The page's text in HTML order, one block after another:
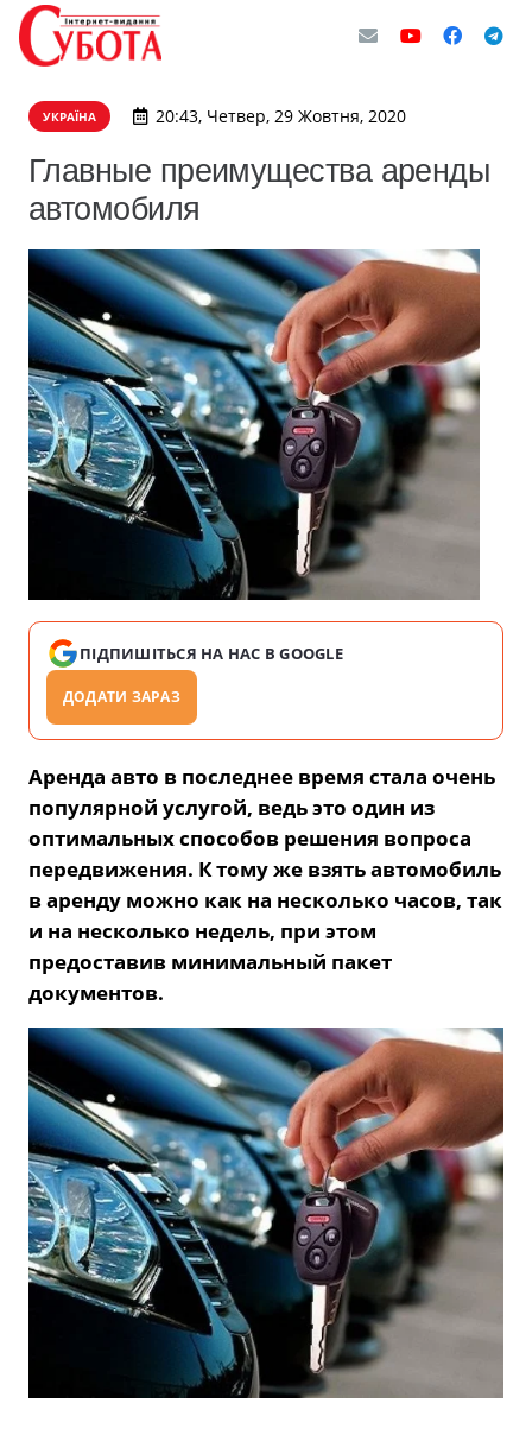
УКРАЇНА 20:43, Четвер, 29 Жовтня, 2020
Главные преимущества аренды
автомобиля
ПІДПИШІТЬСЯ НА НАС В GOOGLE
ДОДАТИ ЗАРАЗ
Аренда авто в последнее время стала очень
популярной услугой, ведь это один из
оптимальных способов решения вопроса
передвижения. К тому же взять автомобиль
в аренду можно как на несколько часов, так
и на несколько недель, при этом
предоставив минимальный пакет
документов.